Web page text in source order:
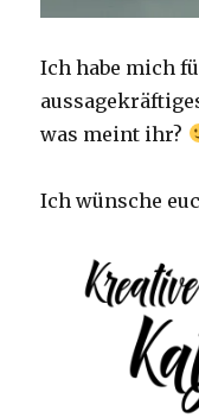
Ich habe mich
was meint ihr?
Ich wünsche